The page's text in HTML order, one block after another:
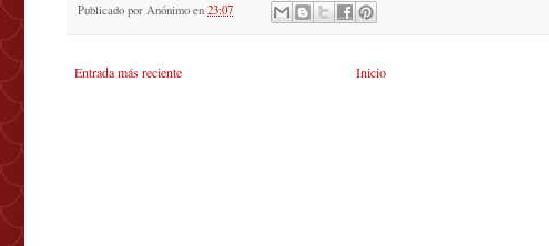
Publicado por Anónimo en 23:07
Entrada más reciente Inicio